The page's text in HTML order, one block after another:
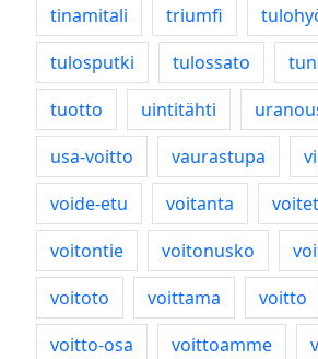
tinamitali
triumfi
tulosputki
tulossato
tuotto
uintitähti
usa-voitto
vaurastupa
voide-etu
voitanta
voitontie
voitonusko
voitoto
voittama
voitto
voitto-osa
voittoamme